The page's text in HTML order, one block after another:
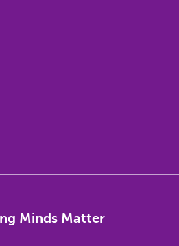
Minds Matter